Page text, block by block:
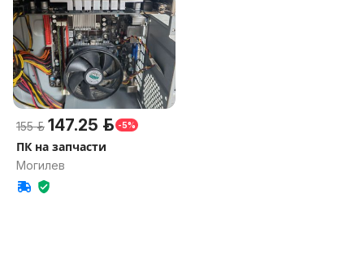
155 р. 147.25 р. -5%
ПК на запчасти
Могилев